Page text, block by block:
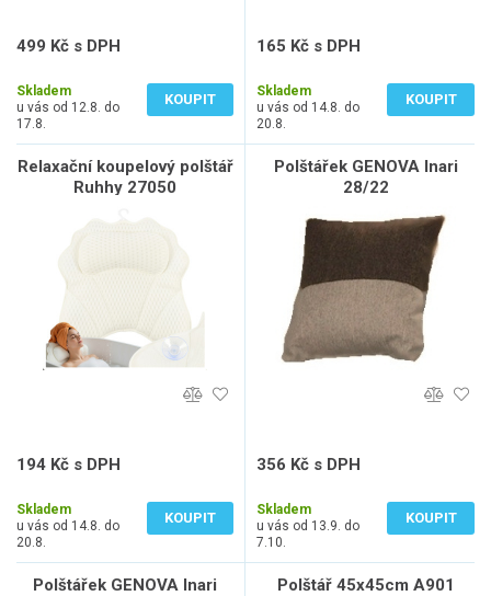
499 Kč s DPH
Skladem
u vás od 12.8. do
17.8.
KOUPIT
165 Kč s DPH
Skladem
u vás od 14.8. do
20.8.
KOUPIT
Relaxační koupelový polštář
Ruhhy 27050
194 Kč s DPH
Skladem
u vás od 14.8. do
20.8.
KOUPIT
Polštářek GENOVA Inari
28/22
356 Kč s DPH
Skladem
u vás od 13.9. do
7.10.
KOUPIT
Polštářek GENOVA Inari Polštář 45x45cm A901